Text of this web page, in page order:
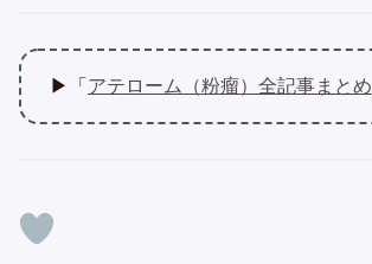
▶「 アテローム（粉瘤）全記事まとめ